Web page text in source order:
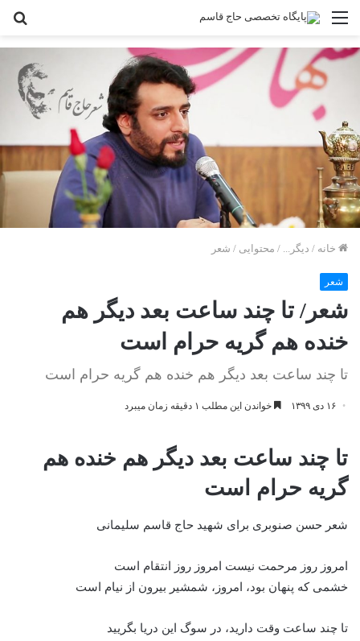
منو
خانه / دیگر... / محتوایی / شعر
شعر
شعر/ تا چند ساعت بعد دیگر هم
خنده هم گریه حرام است
تا چند ساعت بعد دیگر هم خنده هم گریه حرام است
۱۶ دی ۱۳۹۹ خواندن این مطلب ۱ دقیقه زمان میبرد
تا چند ساعت بعد دیگر هم خنده هم
گریه حرام است
شعر حسن صنوبری برای شهید حاج قاسم سلیمانی
امروز روز مرحمت نیست امروز روز انتقام است
خشمی که پنهان بود، امروز، شمشیر بیرون از نیام است
تا چند ساعت وقت دارید، در سوگ این دریا بگریید